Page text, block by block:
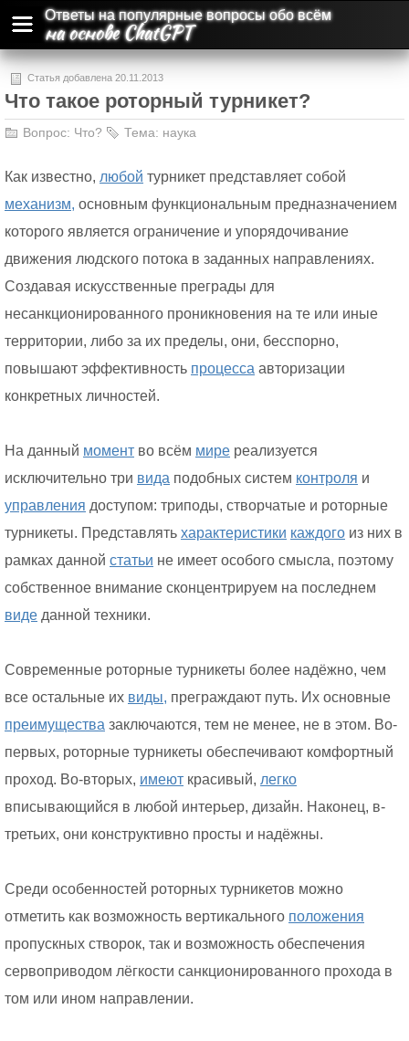
Ответы на популярные вопросы обо всём
на основе ChatGPT
Статья добавлена 20.11.2013
Что такое роторный турникет?
Вопрос: Что? Тема: наука
Как известно, любой турникет представляет собой
механизм, основным функциональным предназначением
которого является ограничение и упорядочивание
движения людского потока в заданных направлениях.
Создавая искусственные преграды для
несанкционированного проникновения на те или иные
территории, либо за их пределы, они, бесспорно,
повышают эффективность процесса авторизации
конкретных личностей.
На данный момент во всём мире реализуется
исключительно три вида подобных систем контроля и
управления доступом: триподы, створчатые и роторные
турникеты. Представлять характеристики каждого из них в
рамках данной статьи не имеет особого смысла, поэтому
собственное внимание сконцентрируем на последнем
виде данной техники.
Современные роторные турникеты более надёжно, чем
все остальные их виды, преграждают путь. Их основные
преимущества заключаются, тем не менее, не в этом. Во-
первых, роторные турникеты обеспечивают комфортный
проход. Во-вторых, имеют красивый, легко
вписывающийся в любой интерьер, дизайн. Наконец, в-
третьих, они конструктивно просты и надёжны.
Среди особенностей роторных турникетов можно
отметить как возможность вертикального положения
пропускных створок, так и возможность обеспечения
сервоприводом лёгкости санкционированного прохода в
том или ином направлении.